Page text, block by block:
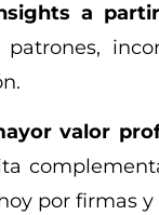
a
patrones,
valor
por firmas